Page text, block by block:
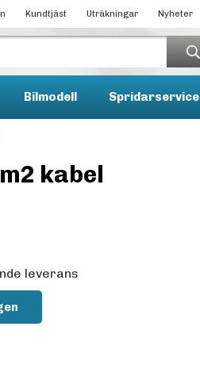
Kundtjäst Uträkningar Nyheter
Bilmodell Spridarservice
kabel
leverans